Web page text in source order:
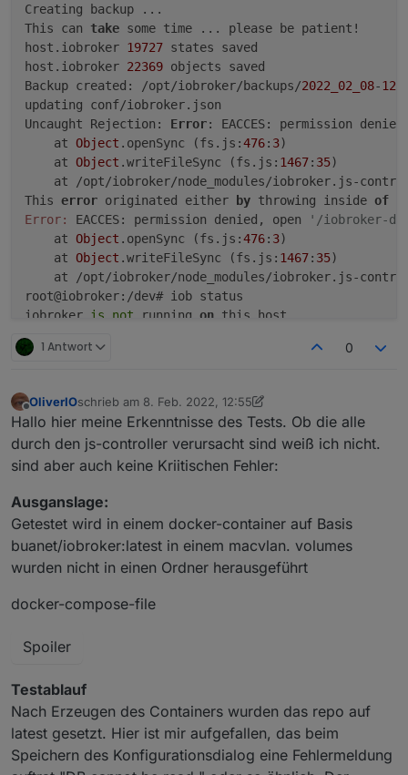
Creating backup ...
This can take some time ... please be patient!
host.iobroker 19727 states saved
host.iobroker 22369 objects saved
Backup created: /opt/iobroker/backups/2022_02_08-
updating conf/iobroker.json
Uncaught Rejection: Error: EACCES: permission
    at
Object .openSync (fs.js:476: 3)
    at
Object .writeFileSync (fs.js: 1467: 35)
at /opt/iobroker/node_modules/iobroker.js-
This error originated either by throwing inside of
Error:
EACCES: permission denied, open
'/iobroker-
    at
Object .openSync (fs.js:476: 3)
    at
Object .writeFileSync (fs.js: 1467: 35)
at /opt/iobroker/node_modules/iobroker.js-
root@iobroker:/dev# iob status
iobroker is not running on this host.
1 Antwort 0
Offline
OliverIOschrieb am 8. Feb. 2022, 12:55
zuletzt editiert von OliverIO2. Aug. 2022, 13:57
Hallo hier meine Erkenntnisse des Tests. Ob die alle
durch den js-controller verursacht sind weiß ich nicht.
sind aber auch keine Kriitischen Fehler:
Ausganslage:
Getestet wird in einem docker-container auf Basis
buanet/iobroker:latest in einem macvlan. volumes
wurden nicht in einen Ordner herausgeführt
docker-compose-file
Spoiler
Testablauf
Nach Erzeugen des Containers wurden das repo auf
latest gesetzt. Hier ist mir aufgefallen, das beim
Speichern des Konfigurationsdialog eine Fehlermeldung